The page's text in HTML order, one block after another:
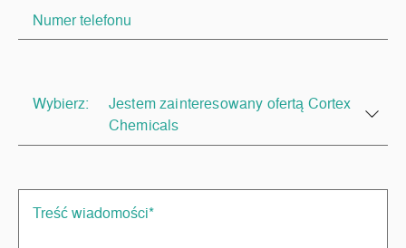
Wybierz:
Jestem zainteresowany ofertą Cortex
Chemicals